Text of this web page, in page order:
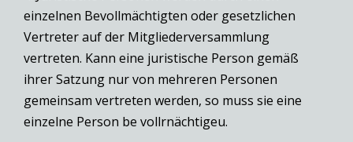
einzelnen Bevollmächtigten oder gesetzlichen
Vertreter auf der Mitgliederversammlung
vertreten. Kann eine juristische Person gemäß
ihrer Satzung nur von mehreren Personen
gemeinsam vertreten werden, so muss sie eine
einzelne Person be vollrnächtigeu.